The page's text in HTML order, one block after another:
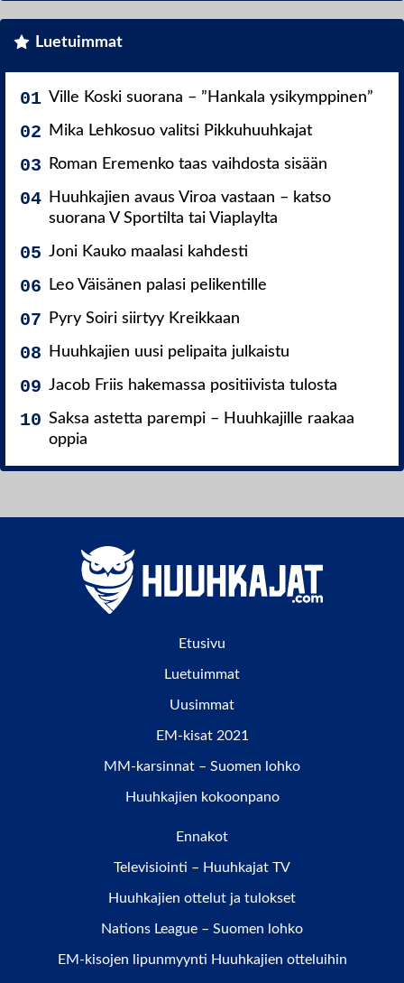
Luetuimmat
Ville Koski suorana – ”Hankala ysikymppinen”
Mika Lehkosuo valitsi Pikkuhuuhkajat
Roman Eremenko taas vaihdosta sisään
Huuhkajien avaus Viroa vastaan – katso
suorana V Sportilta tai Viaplaylta
Joni Kauko maalasi kahdesti
Leo Väisänen palasi pelikentille
Pyry Soiri siirtyy Kreikkaan
Huuhkajien uusi pelipaita julkaistu
Jacob Friis hakemassa positiivista tulosta
Saksa astetta parempi – Huuhkajille raakaa
oppia
Etusivu
Luetuimmat
Uusimmat
EM-kisat 2021
MM-karsinnat – Suomen lohko
Huuhkajien kokoonpano
Ennakot
Televisiointi – Huuhkajat TV
Huuhkajien ottelut ja tulokset
Nations League – Suomen lohko
EM-kisojen lipunmyynti Huuhkajien otteluihin